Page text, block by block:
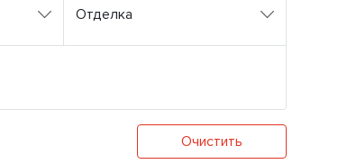
Отделка
Очистить